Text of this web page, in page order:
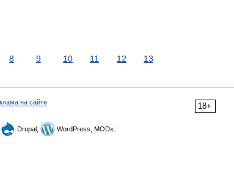
8 9 10 11 12 13
18+
на сайте
Drupal, WordPress, MODx.